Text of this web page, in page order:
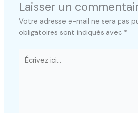
Laisser un
Votre adresse e-mail ne sera pas
obligatoires sont indiqués avec *
Écrivez
ici…